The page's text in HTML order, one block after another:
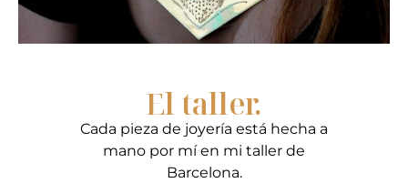
​El taller.
Cada pieza de joyería está hecha a
mano por mí en mi taller de
Barcelona.